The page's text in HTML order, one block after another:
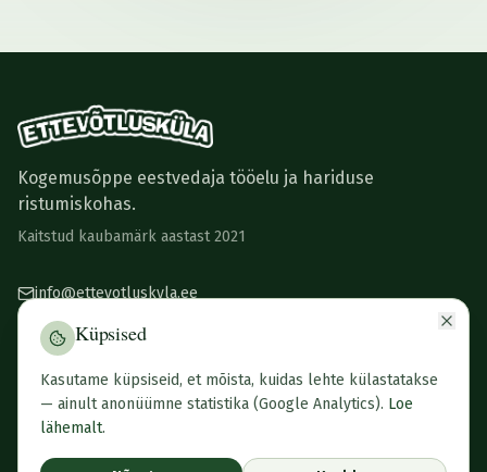
Kogemusõppe eestvedaja tööelu ja hariduse
ristumiskohas.
Kaitstud kaubamärk aastast 2021
info@ettevotluskyla.ee
+372 5470 0089
Narva mnt 3, Tartu
Küpsised
Kasutame küpsiseid, et mõista, kuidas lehte külastatakse
— ainult anonüümne statistika (Google Analytics). Loe
lähemalt.